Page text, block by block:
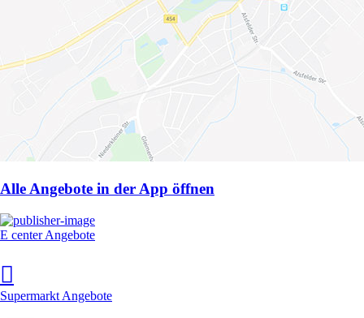
Alle Angebote in der App öffnen
E center Angebote
Supermarkt Angebote